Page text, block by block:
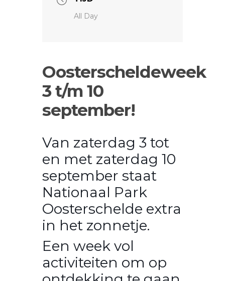
All Day
Oosterscheldeweek
3 t/m 10
september!
Van zaterdag 3 tot
en met zaterdag 10
september staat
Nationaal Park
Oosterschelde extra
in het zonnetje.
Een week vol
activiteiten om op